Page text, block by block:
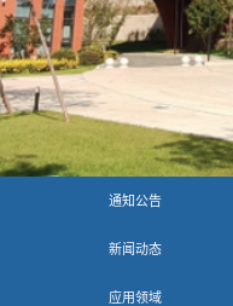
通知公告
新闻动态
应用领域